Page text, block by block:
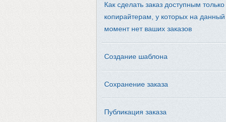
Как сделать заказ доступным только
копирайтерам, у которых на данный
момент нет ваших заказов
Создание шаблона
Сохранение заказа
Публикация заказа